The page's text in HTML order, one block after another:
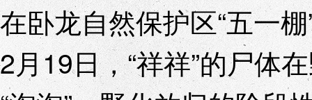
在卧龙自然保护区“五一
2月19日，“祥祥”的尸体